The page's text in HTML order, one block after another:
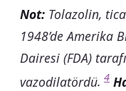
Not: Tolazolin,
1948’de Amerika
Dairesi (FDA)
vazodilatördü. 4